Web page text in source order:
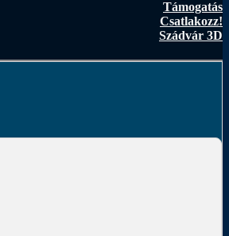
Támogatás
Csatlakozz!
Szádvár 3D